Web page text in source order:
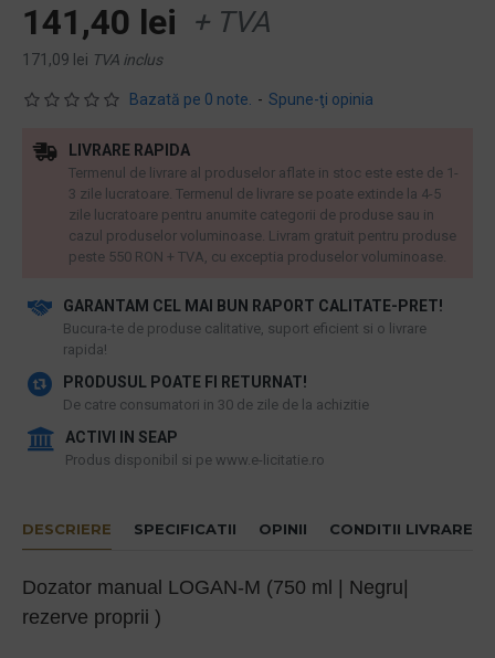
Bazată pe 0 note. - Spune-ţi opinia
141,40 lei + TVA
171,09 lei TVA inclus
GARANTAM CEL MAI BUN RAPORT CALITATE-PRET!
​Bucura-te de produse calitative, suport eficient si o livrare
rapida!
PRODUSUL POATE FI RETURNAT!
De catre consumatori in 30 de zile de la achizitie
ACTIVI IN SEAP
Produs disponibil si pe www.e-licitatie.ro
LIVRARE RAPIDA
Termenul de livrare al produselor aflate in stoc este este de 1-
3 zile lucratoare. Termenul de livrare se poate extinde la 4-5
zile lucratoare pentru anumite categorii de produse sau in
cazul produselor voluminoase. Livram gratuit pentru produse
peste 550 RON + TVA, cu exceptia produselor voluminoase.
DESCRIERE SPECIFICATII OPINII CONDITII LIVRARE
Dozator manual LOGAN-M (750 ml | Negru|
rezerve proprii )